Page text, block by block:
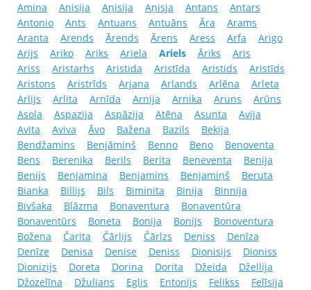
Amina
Anisija Aņisija Aņisja Antans
Antars
Antonio
Ants Antuans Antuāns Āra
Arams
Aranta
Arends Ārends Ārens Aress Arfa
Arigo
Arijs
Ariko Ariks Ariela Ariels Āriks
Aris
Ariss
Aristarhs Aristida Aristīda Aristids
Aristīds
Aristons
Aristrīds Arjana Arlands Arlēna
Arleta
Arlijs
Arlita Arnīda Arnija Arnika Aruns
Arūns
Asola
Aspazija Aspāzija Atēna Asunta
Avija
Avita
Aviva Āvo Bažena Bazils
Bekija
Bendžamins
Benjāmiņš Benno Beno
Benoventa
Bens
Berenika Berils Berita Beneventa
Benija
Benijs
Benjamina Benjamins Benjamiņš
Beruta
Bianka
Billijs Bils Biminita Binija
Binnija
Bivšaka
Blāzma Bonaventura
Bonaventūra
Bonaventūrs
Boneta Bonija Bonijs
Bonoventura
Božena
Čarita Čārlijs Čārlzs Deņiss
Denīza
Denīze
Denisa Denise Deniss Dionisijs
Dioniss
Dionizijs
Doreta Dorina Dorita Džeida
Džellija
Džozelīna
Džulians Eglis Entonijs Felikss
Felīsija